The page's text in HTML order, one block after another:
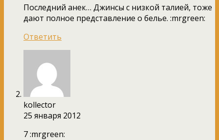
Последний анек… Джинсы с низкой талией, тоже
дают полное представление о белье. :mrgreen:
Ответить
kollector
25 января 2012
7 :mrgreen: